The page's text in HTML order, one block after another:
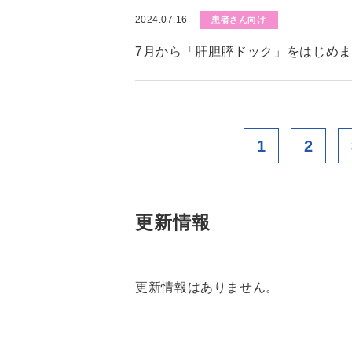
2024.07.16 患者さん向け
7月から「肝胆膵ドック」をはじめ
1 2
更新情報
更新情報はありません。